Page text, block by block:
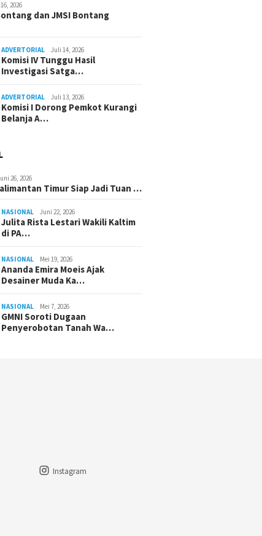
2026
dan JMSI Bontang
ADVERTORIAL Juli 14, 2026
Komisi IV Tunggu Hasil
Investigasi Satga…
ADVERTORIAL Juli 13, 2026
Komisi I Dorong Pemkot Kurangi
Belanja A…
26, 2026
Timur Siap Jadi Tuan …
NASIONAL Juni 22, 2026
Julita Rista Lestari Wakili Kaltim
di PA…
NASIONAL Mei 19, 2026
Ananda Emira Moeis Ajak
Desainer Muda Ka…
NASIONAL Mei 7, 2026
GMNI Soroti Dugaan
Penyerobotan Tanah Wa…
Instagram